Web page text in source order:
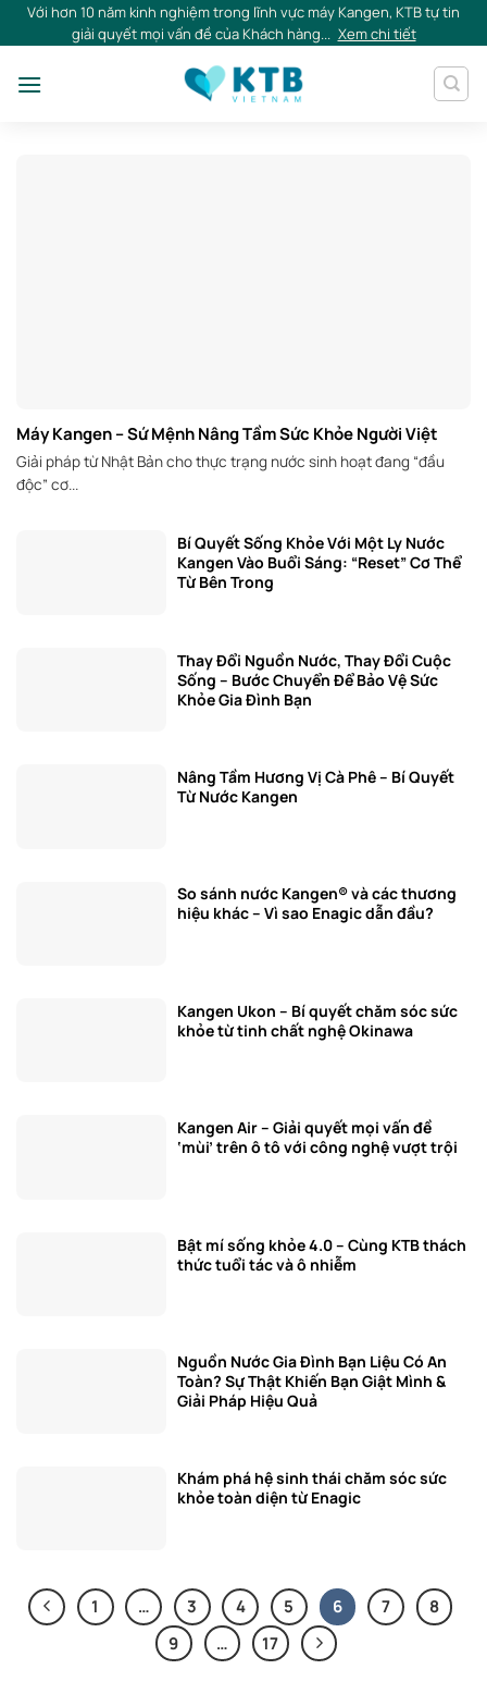
SkipVới hơn 10 năm kinh nghiệm trong lĩnh vực máy Kangen, KTB tự tin
giải quyết mọi vấn đề của Khách hàng... Xem chi tiết
Máy Kangen – Sứ Mệnh Nâng Tầm Sức Khỏe Người Việt
Giải pháp từ Nhật Bản cho thực trạng nước sinh hoạt đang “đầu
độc” cơ...
Bí Quyết Sống Khỏe Với Một Ly Nước
Kangen Vào Buổi Sáng: “Reset” Cơ Thể
Từ Bên Trong
Thay Đổi Nguồn Nước, Thay Đổi Cuộc
Sống – Bước Chuyển Để Bảo Vệ Sức
Khỏe Gia Đình Bạn
Nâng Tầm Hương Vị Cà Phê – Bí Quyết
Từ Nước Kangen
So sánh nước Kangen® và các thương
hiệu khác – Vì sao Enagic dẫn đầu?
Kangen Ukon – Bí quyết chăm sóc sức
khỏe từ tinh chất nghệ Okinawa
Kangen Air – Giải quyết mọi vấn đề
‘mùi’ trên ô tô với công nghệ vượt trội
Bật mí sống khỏe 4.0 – Cùng KTB thách
thức tuổi tác và ô nhiễm
Nguồn Nước Gia Đình Bạn Liệu Có An
Toàn? Sự Thật Khiến Bạn Giật Mình &
Giải Pháp Hiệu Quả
Khám phá hệ sinh thái chăm sóc sức
khỏe toàn diện từ Enagic
1 … 3 4 5 6 7
8
9
… 17